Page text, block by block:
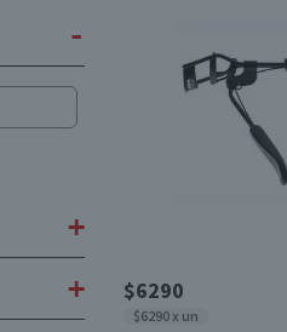
-
+
+ $6290
$6290 x un